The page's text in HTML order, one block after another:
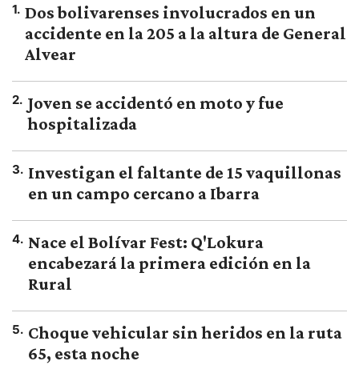
1. Dos bolivarenses involucrados en un
accidente en la 205 a la altura de General
Alvear
2. Joven se accidentó en moto y fue
hospitalizada
3. Investigan el faltante de 15 vaquillonas
en un campo cercano a Ibarra
4. Nace el Bolívar Fest: Q'Lokura
encabezará la primera edición en la
Rural
5. Choque vehicular sin heridos en la ruta
65, esta noche